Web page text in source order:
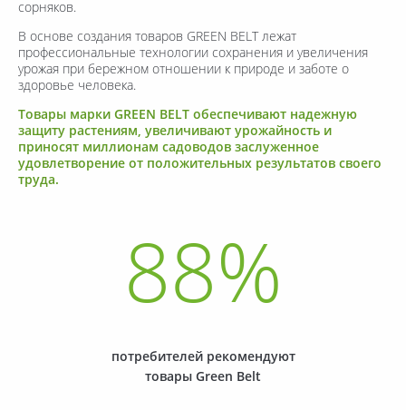
сорняков.
В основе создания товаров GREEN BELT лежат
профессиональные технологии сохранения и увеличения
урожая при бережном отношении к природе и заботе о
здоровье человека.
Товары марки GREEN BELT обеспечивают надежную
защиту растениям, увеличивают урожайность и
приносят миллионам садоводов заслуженное
удовлетворение от положительных результатов своего
труда.
88%
потребителей рекомендуют
товары Green Belt